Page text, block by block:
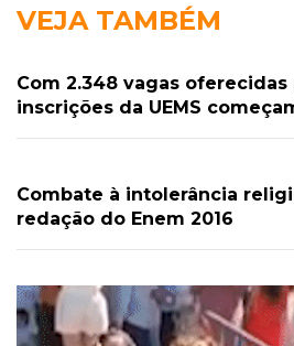
VEJA TAMBÉM
Com 2.348 vagas oferecidas
inscrições da UEMS
Combate à intolerância
redação do Enem 2016